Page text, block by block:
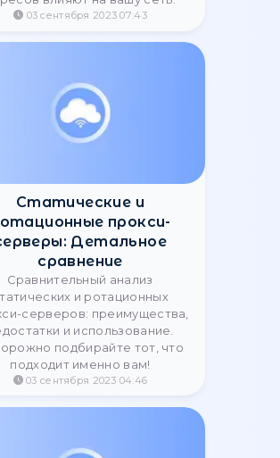
Онлайн-тест прокси: что
это такое и как
проверить скорость
Узнайте, что такое онлайн-тест
прокси, когда и зачем его
проводить. Как проверить
скорость, стабильность и
анонимность прокси-серверов.
13 августа 2025 16:19